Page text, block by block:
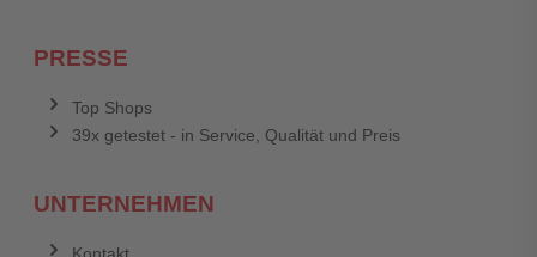
PRESSE
Top Shops
39x getestet - in Service, Qualität und Preis
UNTERNEHMEN